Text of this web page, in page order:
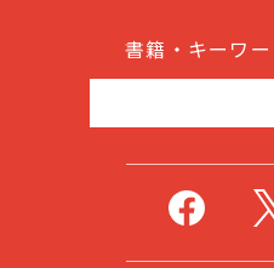
書籍・キーワ